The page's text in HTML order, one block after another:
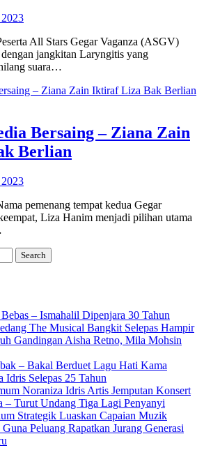
All Stars Gegar Vaganza (ASGV)
jangkitan Laryngitis yang
suara…
Bersaing – Ziana Zain
Berlian
pemenang tempat kedua Gegar
Liza Hanim menjadi pilihan utama
– Ismahalil Dipenjara 30 Tahun
The Musical Bangkit Selepas Hampir
Gandingan Aisha Retno, Mila Mohsin
– Bakal Berduet Lagu Hati Kama
Idris Selepas 25 Tahun
Noraniza Idris Artis Jemputan Konsert
– Turut Undang Tiga Lagi Penyanyi
Strategik Luaskan Capaian Muzik
Peluang Rapatkan Jurang Generasi